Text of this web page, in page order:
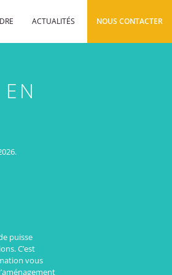
ACTUALITÉS NOUS CONTACTER
puisse
C’est
vous